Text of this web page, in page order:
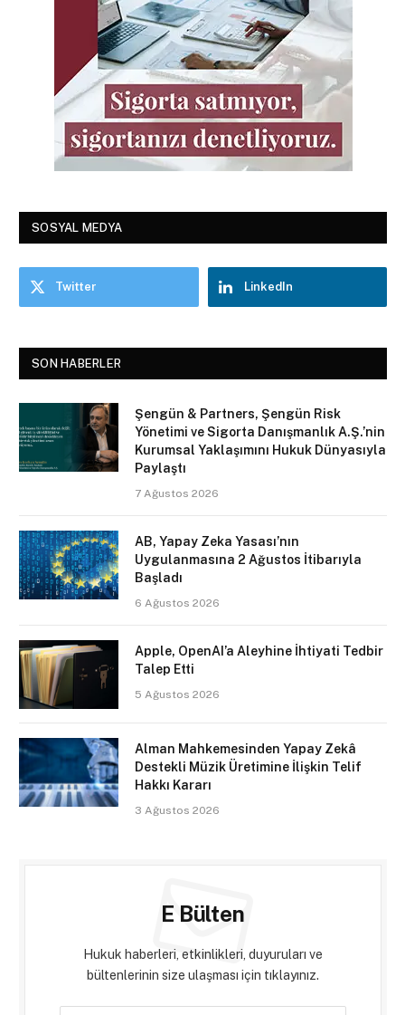
SOSYAL MEDYA
Twitter LinkedIn
SON HABERLER
Şengün & Partners, Şengün Risk
Yönetimi ve Sigorta Danışmanlık A.Ş.’nin
Kurumsal Yaklaşımını Hukuk Dünyasıyla
Paylaştı
7 Ağustos 2026
AB, Yapay Zeka Yasası’nın
Uygulanmasına 2 Ağustos İtibarıyla
Başladı
6 Ağustos 2026
Apple, OpenAI’a Aleyhine İhtiyati Tedbir
Talep Etti
5 Ağustos 2026
Alman Mahkemesinden Yapay Zekâ
Destekli Müzik Üretimine İlişkin Telif
Hakkı Kararı
3 Ağustos 2026
E Bülten
Hukuk haberleri, etkinlikleri, duyuruları ve
bültenlerinin size ulaşması için tıklayınız.